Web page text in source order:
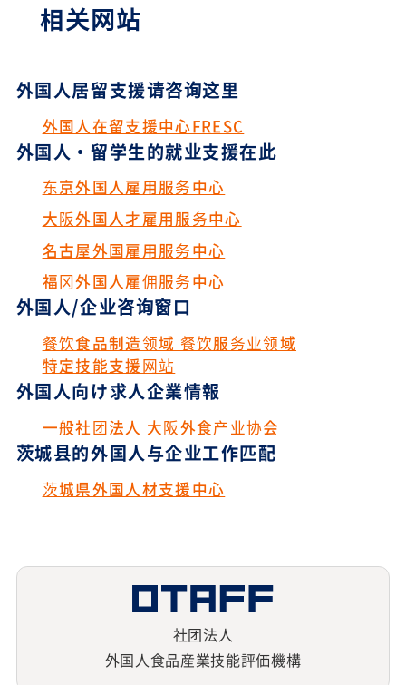
相关网站
外国人居留支援请咨询这里
外国人在留支援中心FRESC
外国人・留学生的就业支援在此
东京外国人雇用服务中心
大阪外国人才雇用服务中心
名古屋外国雇用服务中心
福冈外国人雇佣服务中心
外国人/企业咨询窗口
餐饮食品制造领域 餐饮服务业领域
特定技能支援网站
外国人向け求人企業情報
一般社团法人 大阪外食产业协会
茨城县的外国人与企业工作匹配
茨城県外国人材支援中心
社团法人
外国人食品産業技能評価機構